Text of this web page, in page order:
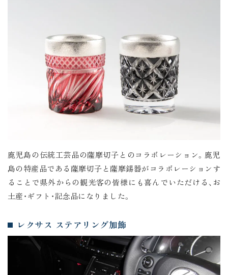
鹿児島の伝統工芸品の薩摩切子とのコラボレーション。鹿児
島の特産品である薩摩切子と薩摩錫器がコラボレーションす
ることで県外からの観光客の皆様にも喜んでいただける、お
土産・ギフト・記念品になりました。
レクサス ステアリング加飾